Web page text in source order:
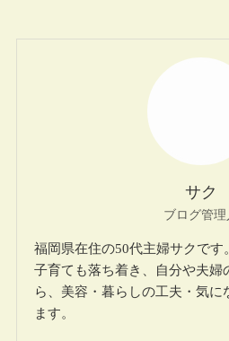
サク
ブログ管理
福岡県在住の50代主婦サクです。
子育ても落ち着き、自分や夫婦
ら、美容・暮らしの工夫・気に
ます。